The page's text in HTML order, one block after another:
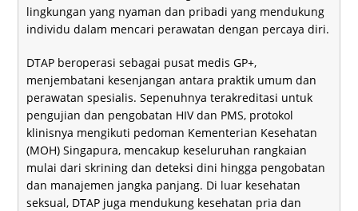
lingkungan yang nyaman dan pribadi yang mendukung
individu dalam mencari perawatan dengan percaya diri.
DTAP beroperasi sebagai pusat medis GP+,
menjembatani kesenjangan antara praktik umum dan
perawatan spesialis. Sepenuhnya terakreditasi untuk
pengujian dan pengobatan HIV dan PMS, protokol
klinisnya mengikuti pedoman Kementerian Kesehatan
(MOH) Singapura, mencakup keseluruhan rangkaian
mulai dari skrining dan deteksi dini hingga pengobatan
dan manajemen jangka panjang. Di luar kesehatan
seksual, DTAP juga mendukung kesehatan pria dan